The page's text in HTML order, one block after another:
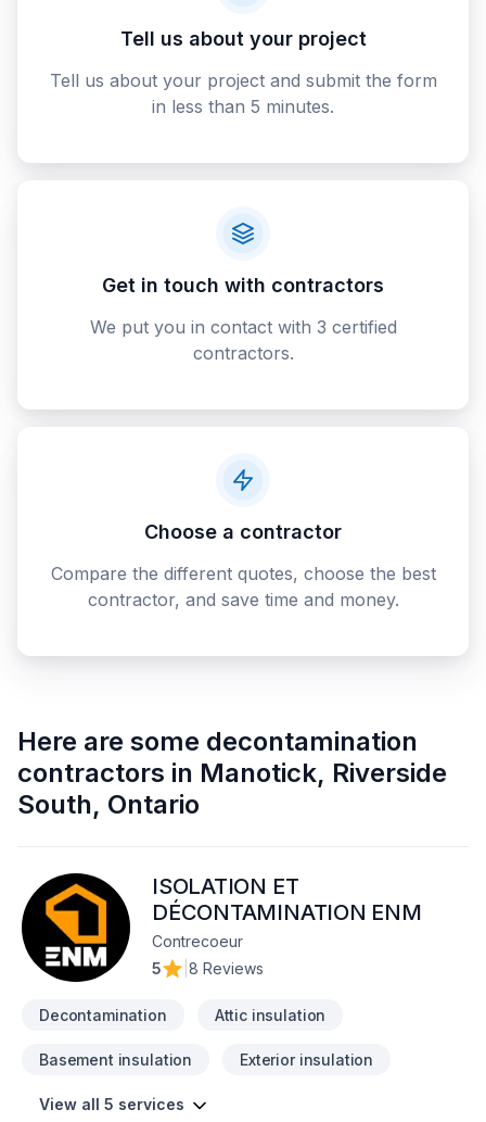
Tell us about your project
Tell us about your project and submit the form
in less than 5 minutes.
Get in touch with contractors
We put you in contact with 3 certified
contractors.
Choose a contractor
Compare the different quotes, choose the best
contractor, and save time and money.
Here are some decontamination
contractors in Manotick, Riverside
South, Ontario
ISOLATION ET
DÉCONTAMINATION ENM
Contrecoeur
5
8 Reviews
Decontamination Attic insulation
Basement insulation Exterior insulation
View all 5 services